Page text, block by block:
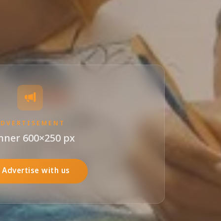
600×250 px
Advertise with us